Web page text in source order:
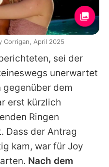
sei der
unerwartet
gegenüber dem
erst kürzlich
Ringen
Dass der Antrag
kam, war für Joy
Nach dem
Corrigan, April 2025